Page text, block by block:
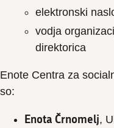
elektronski
vodja
direktorica
Enote Centra za
so:
Enota Črnomelj,